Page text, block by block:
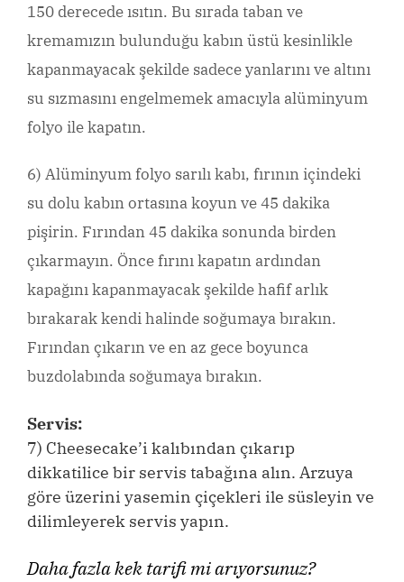
150 derecede ısıtın. Bu sırada taban ve
kremamızın bulunduğu kabın üstü kesinlikle
kapanmayacak şekilde sadece yanlarını ve altını
su sızmasını engelmemek amacıyla alüminyum
folyo ile kapatın.
6) Alüminyum folyo sarılı kabı, fırının içindeki
su dolu kabın ortasına koyun ve 45 dakika
pişirin. Fırından 45 dakika sonunda birden
çıkarmayın. Önce fırını kapatın ardından
kapağını kapanmayacak şekilde hafif arlık
bırakarak kendi halinde soğumaya bırakın.
Fırından çıkarın ve en az gece boyunca
buzdolabında soğumaya bırakın.
Servis:
7) Cheesecake’i kalıbından çıkarıp
dikkatilice bir servis tabağına alın. Arzuya
göre üzerini yasemin çiçekleri ile süsleyin ve
dilimleyerek servis yapın.
Daha fazla kek tarifi mi arıyorsunuz?